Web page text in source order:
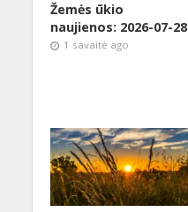
Žemės ūkio
naujienos: 2026-07-28
1 savaitė ago